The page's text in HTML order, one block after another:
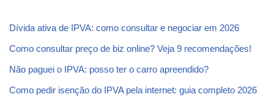
Dívida ativa de IPVA: como consultar e negociar em 2026
Como consultar preço de biz online? Veja 9 recomendações!
Não paguei o IPVA: posso ter o carro apreendido?
Como pedir isenção do IPVA pela internet: guia completo 2026